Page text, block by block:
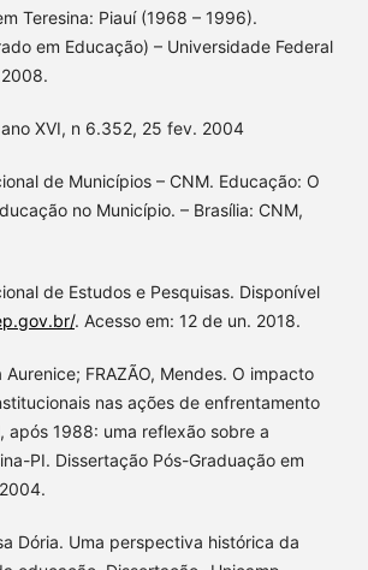
Teresina: Piauí (1968 – 1996).
em Educação) – Universidade Federal
ano XVI, n 6.352, 25 fev. 2004
de Municípios – CNM. Educação: O
no Município. – Brasília: CNM,
de Estudos e Pesquisas. Disponível
. Acesso em: 12 de un. 2018.
Aurenice; FRAZÃO, Mendes. O impacto
nas ações de enfrentamento
após 1988: uma reflexão sobre a
PI. Dissertação Pós-Graduação em
Dória. Uma perspectiva histórica da